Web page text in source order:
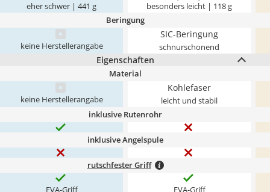
eher schwer | 441 g besonders leicht | 118 g
Beringung
keine Herstellerangabe
SIC-Beringung
schnurschonend
Eigenschaften
Material
keine Herstellerangabe
Kohlefaser
leicht und stabil
inklusive Rutenrohr
inklusive Angelspule
rutschfester Griff
EVA-Griff EVA-Griff